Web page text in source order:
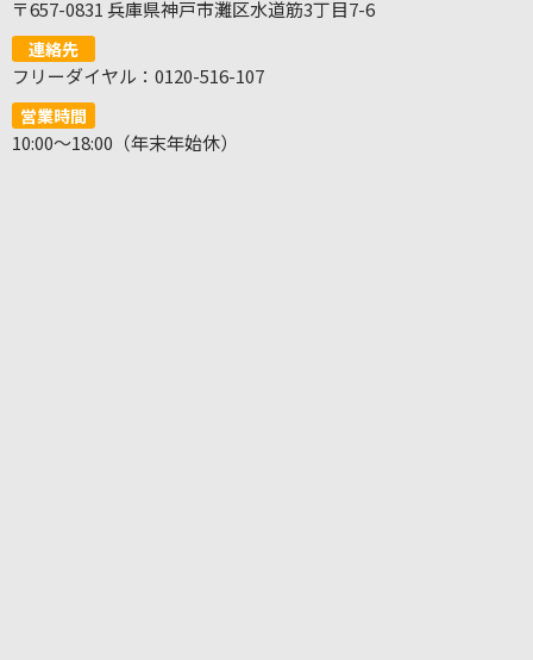
〒657-0831 兵庫県神戸市灘区水道筋3丁目7-6
連絡先
フリーダイヤル：0120-516-107
営業時間
10:00～18:00（年末年始休）